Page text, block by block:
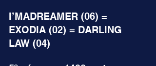
I’MADREAMER (06) =
EXODIA (02) = DARLING
LAW (04)